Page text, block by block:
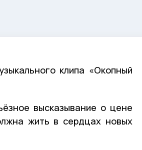
клипа «Окопный
высказывание о цене
жить в сердцах новых